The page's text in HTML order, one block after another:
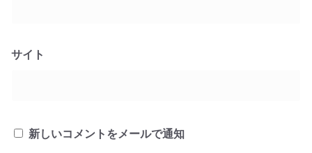
サイト
新しいコメントをメールで通知